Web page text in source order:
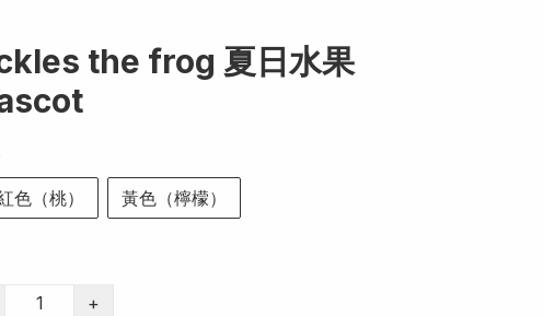
the frog 夏日水果
色（桃）
黃色（檸檬）
+